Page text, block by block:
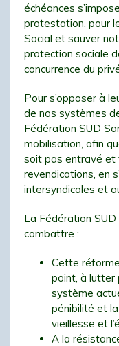
échéances
protestation, pour
Social et sauver
protection sociale
concurrence du
Pour s’opposer à
de nos systèmes
Fédération SUD
mobilisation, afin
soit pas entravé et
revendications, en
intersyndicales et
La Fédération
combattre :
Cette
point, à lutter
système
pénibilité et
vieillesse et
A la